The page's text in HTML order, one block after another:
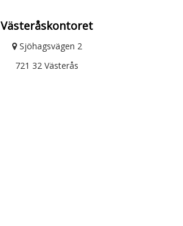
Västeråskontoret
Sjöhagsvägen 2
721 32 Västerås